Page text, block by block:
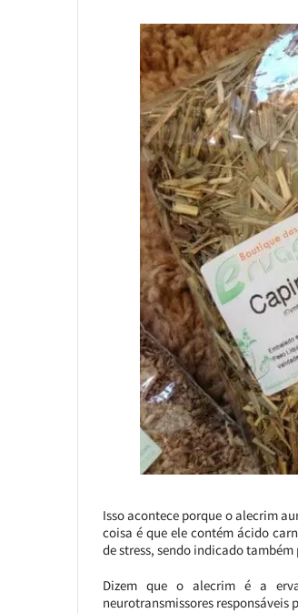
Isso acontece porque o alecrim
coisa é que ele contém ácido
de stress, sendo indicado
Dizem que o alecrim é a
neurotransmissores responsáveis